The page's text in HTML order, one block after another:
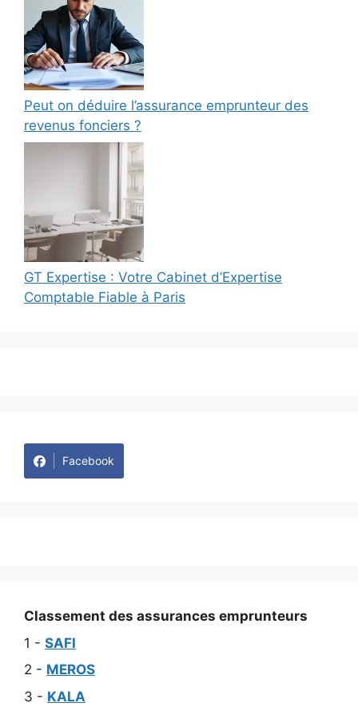
Peut on déduire l’assurance emprunteur des
revenus fonciers ?
GT Expertise : Votre Cabinet d’Expertise
Comptable Fiable à Paris
Facebook
Classement des assurances emprunteurs
1 - SAFI
2 - MEROS
3 - KALA